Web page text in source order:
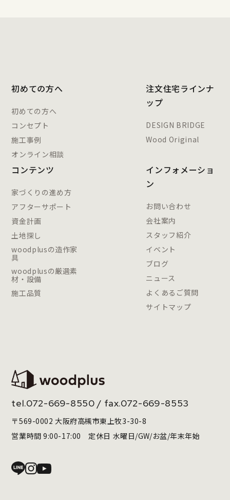
初めての方へ
初めての方へ
コンセプト
施工事例
オンライン相談
注文住宅ラインナ
ップ
DESIGN BRIDGE
Wood Original
コンテンツ
家づくりの進め方
アフターサポート
資金計画
土地探し
woodplusの造作家
具
woodplusの厳選素
材・設備
施工品質
インフォメーショ
ン
お問い合わせ
会社案内
スタッフ紹介
イベント
ブログ
ニュース
よくあるご質問
サイトマップ
tel.072-669-8550 / fax.072-669-8553
〒569-0002 大阪府高槻市東上牧3-30-8
営業時間 9:00-17:00 定休日 水曜日/GW/お盆/年末年始